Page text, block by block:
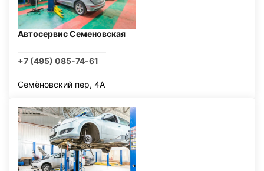
Автосервис Семеновская
+7 (495) 085-74-61
Семёновский пер, 4А